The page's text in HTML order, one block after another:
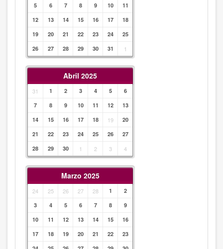
5 6 7 8 9 10
11
12
13 14 15 16 17
18
19
20 21 22 23 24
25
26
27 28 29 30 31 1
Abril 2025
31 1 2 3 4 5
6
7
8 9 10 11 12
13
14
15 16 17 18 19
20
21
22 23 24 25 26
27
28
29 30 1 2 3 4
Marzo 2025
24 25 26 27 28 1
2
3
4 5 6 7 8
9
10
11 12 13 14 15
16
17
18 19 20 21 22
23